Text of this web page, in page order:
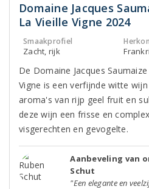
Domaine Jacques
La Vieille Vigne 2024
Smaakprofiel
Zacht, rijk
De Domaine Jacques
Vigne is een verfijnde witte
aroma's van rijp geel fruit en
deze wijn een frisse en
visgerechten en gevogelte.
Aanbeveling van
Schut
"Een elegante en